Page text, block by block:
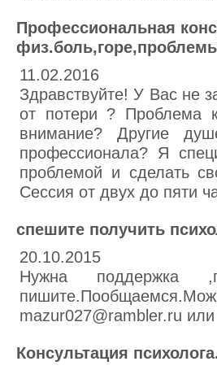
Профессиональная
11.02.2016
Здравствуйте! У Вас не
от потери ? Проблема
внимание? Другие
профессионала? Я
проблемой и сделать
Сессия от двух до пяти
спешите получить
20.10.2015
Нужна поддержка
mazur027@rambler.ru или
Консультация